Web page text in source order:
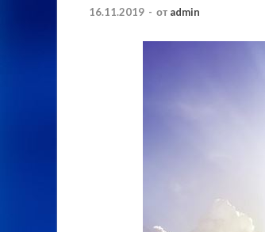
16.11.2019 - от admin